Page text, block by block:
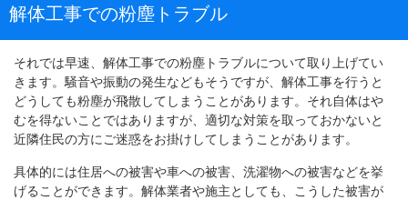
解体工事での粉塵トラブル
それでは早速、解体工事での粉塵トラブルについて取り上げてい
きます。騒音や振動の発生などもそうですが、解体工事を行うと
どうしても粉塵が飛散してしまうことがあります。それ自体はや
むを得ないことではありますが、適切な対策を取っておかないと
近隣住民の方にご迷惑をお掛けしてしまうことがあります。
具体的には住居への被害や車への被害、洗濯物への被害などを挙
げることができます。解体業者や施主としても、こうした被害が